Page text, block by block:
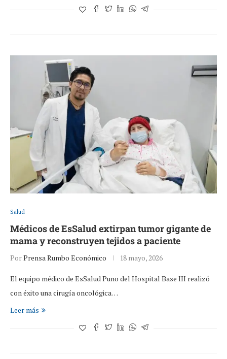
Salud
Médicos de EsSalud extirpan tumor gigante de
mama y reconstruyen tejidos a paciente
PorPrensa Rumbo Económico 18 mayo, 2026
El equipo médico de EsSalud Puno del Hospital Base III realizó
con éxito una cirugía oncológica…
Leer más